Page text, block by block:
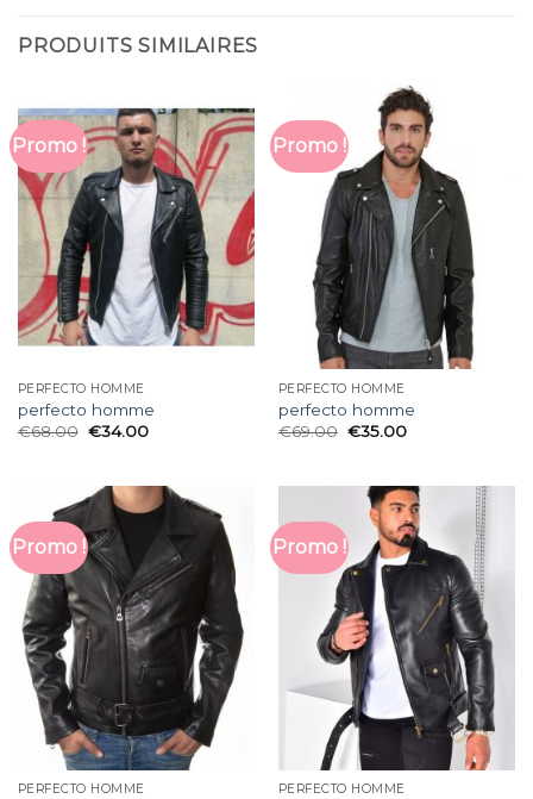
PRODUITS SIMILAIRES
Promo !
PERFECTO HOMME
perfecto homme
€68.00 €34.00
Promo !
PERFECTO HOMME
perfecto homme
€69.00 €35.00
Promo !
PERFECTO HOMME
Promo !
PERFECTO HOMME